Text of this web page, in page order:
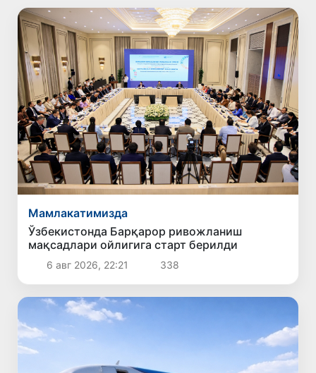
Мамлакатимизда
Ўзбекистонда Барқарор ривожланиш
мақсадлари ойлигига старт берилди
6 авг 2026, 22:21 338